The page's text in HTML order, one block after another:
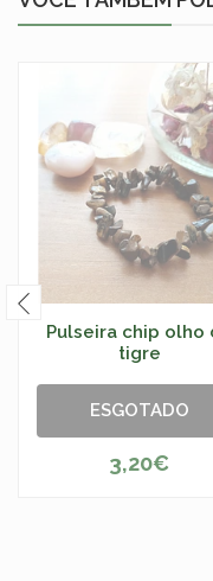
Pulseira chip olho
tigre
ESGOTADO
3,20€